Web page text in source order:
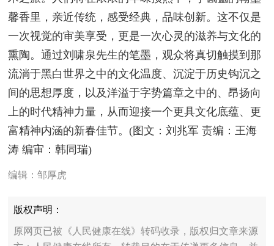
馨香里，亲近传统，感受经典，品味创新。这不仅是
一次视觉的审美享受，更是一次心灵的滋养与文化的
熏陶。通过刘啸泉先生的笔墨，观众将真切触摸到那
流淌于黑白世界之中的文化温度、沉淀于历史钩沉之
间的思想厚度，以及洋溢于字势篇章之中的、昂扬向
上的时代精神力量，从而迎接一个更具文化底蕴、更
富精神内涵的新春佳节。(图文：刘兆军 责编：王海
涛 编审：韩同瑞)
编辑：邹厚虎
版权声明：
原网页已被《人民健康在线》转码收录，版权归文章来源